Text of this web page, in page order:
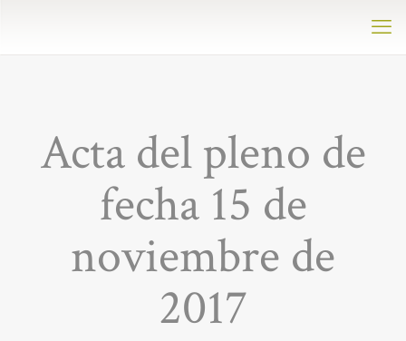
Acta del pleno de
fecha 15 de
noviembre de
2017